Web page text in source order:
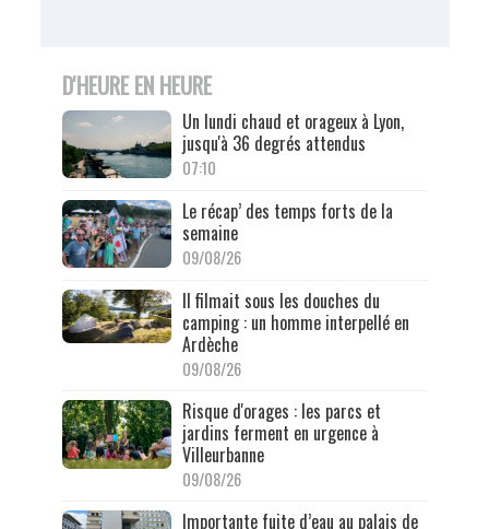
D'HEURE EN HEURE
Un lundi chaud et orageux à Lyon,
jusqu'à 36 degrés attendus
07:10
Le récap’ des temps forts de la
semaine
09/08/26
Il filmait sous les douches du
camping : un homme interpellé en
Ardèche
09/08/26
Risque d'orages : les parcs et
jardins ferment en urgence à
Villeurbanne
09/08/26
Importante fuite d’eau au palais de